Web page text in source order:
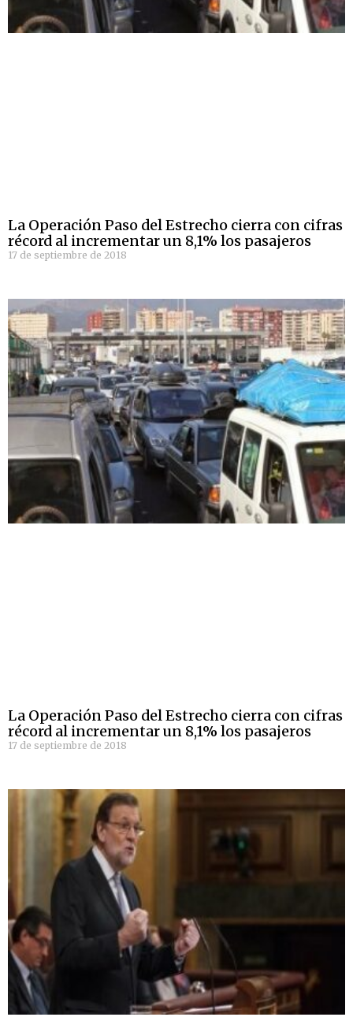
La Operación Paso del Estrecho cierra con cifras
récord al incrementar un 8,1% los pasajeros
17 de septiembre de 2018
La Operación Paso del Estrecho cierra con cifras
récord al incrementar un 8,1% los pasajeros
17 de septiembre de 2018